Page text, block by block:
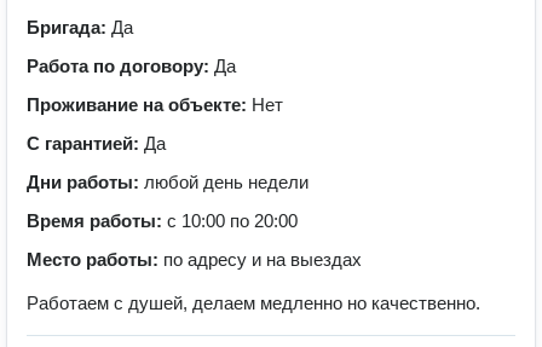
Бригада: Да
Работа по договору: Да
Проживание на объекте: Нет
С гарантией: Да
Дни работы: любой день недели
Время работы: с 10:00 по 20:00
Место работы: по адресу и на выездах
Работаем с душей, делаем медленно но качественно.